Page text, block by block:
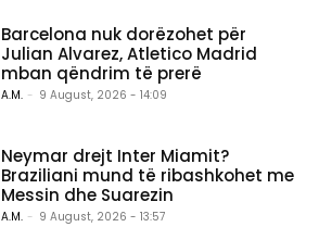
Barcelona nuk dorëzohet për
Julian Alvarez, Atletico Madrid
mban qëndrim të prerë
A.M. - 9 August, 2026 - 14:09
Neymar drejt Inter Miamit?
Braziliani mund të ribashkohet me
Messin dhe Suarezin
A.M. - 9 August, 2026 - 13:57